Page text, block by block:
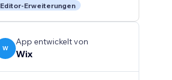
Editor-Erweiterungen
W
App entwickelt von
Wix